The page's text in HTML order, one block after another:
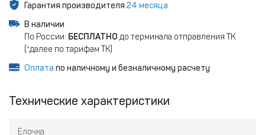
Гарантия производителя 24 месяца
В наличии
По России: БЕСПЛАТНО до терминала отправления ТК
(*далее по тарифам ТК)
Оплата по наличному и безналичному расчету
Технические характеристики
Елочка